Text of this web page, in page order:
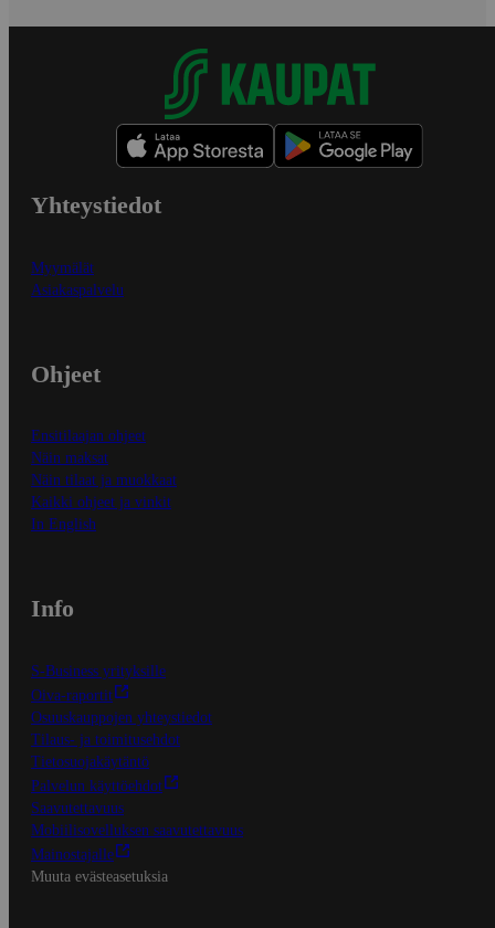
Yhteystiedot
Myymälät
Asiakaspalvelu
Ohjeet
Ensitilaajan ohjeet
Näin maksat
Näin tilaat ja muokkaat
Kaikki ohjeet ja vinkit
In English
Info
S-Business yrityksille
Oiva-raportit
Osuuskauppojen yhteystiedot
Tilaus- ja toimitusehdot
Tietosuojakäytäntö
Palvelun käyttöehdot
Saavutettavuus
Mobiilisovelluksen saavutettavuus
Mainostajalle
Muuta evästeasetuksia